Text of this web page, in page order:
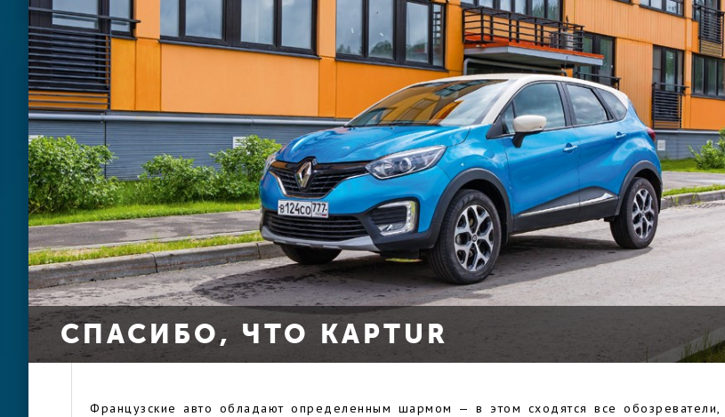
СПАСИБО, ЧТО KAPTUR
Французские авто обладают определенным шармом — в этом сходятся все обозреватели,